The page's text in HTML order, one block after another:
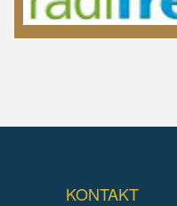
KONTAKT